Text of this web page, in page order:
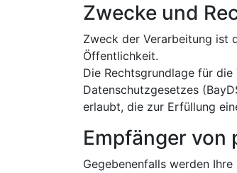
Zwecke und
Zweck der Verarbeitung ist
Öffentlichkeit.
Die Rechtsgrundlage für
Datenschutzgesetzes
erlaubt, die zur Erfüllung
Empfänger von
Gegebenenfalls werden